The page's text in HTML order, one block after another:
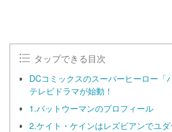
タップできる目次
DCコミックスのスーパーヒーロー「
テレビドラマが始動！
1.バットウーマンのプロフィール
2.ケイト・ケインはレズビアンでユ